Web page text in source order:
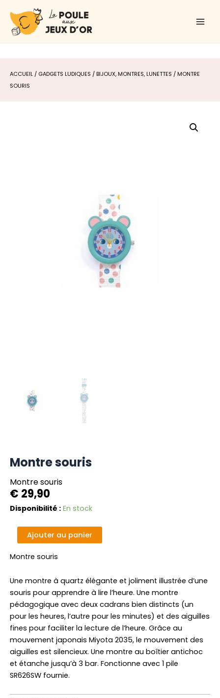
contenu
ACCUEIL / GADGETS LUDIQUES /BIJOUX, MONTRES, LUNETTES / MONTRE
SOURIS
Montre souris
Montre souris
€ 29,90
Disponibilité : En stock
quantité
Montre
souris
Ajouter au panier
Montre souris
Une montre à quartz élégante et joliment illustrée d’une
souris pour apprendre à lire l’heure. Une montre
pédagogique avec deux cadrans bien distincts (un
pour les heures, l’autre pour les minutes) et des aiguilles
fines pour faciliter la lecture de l’heure. Grâce au
mouvement japonais Miyota 2035, le mouvement des
aiguilles est silencieux. Une montre au boîtier antichoc
et étanche jusqu’à 3 bar. Fonctionne avec 1 pile
SR626SW fournie.